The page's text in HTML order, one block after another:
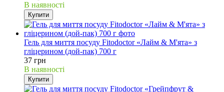
В наявності
Купити
Гель для миття посуду Fitodoctor «Лайм & М'ята» з
гліцерином (дой-пак) 700 г
37 грн
В наявності
Купити